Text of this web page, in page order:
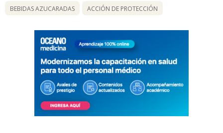
BEBIDAS AZUCARADAS ACCIÓN DE PROTECCIÓN